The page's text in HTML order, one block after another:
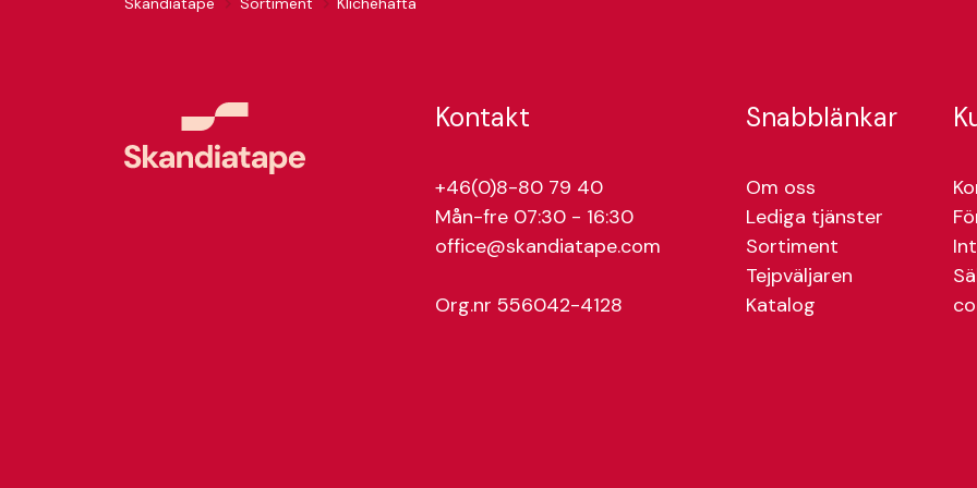
Kontakt
+46(0)8-80 79 40
Mån-fre 07:30 - 16:30
office@skandiatape.com
Org.nr 556042-4128
Snabblänkar
Om oss
Lediga tjänster
Sortiment
Tejpväljaren
Katalog